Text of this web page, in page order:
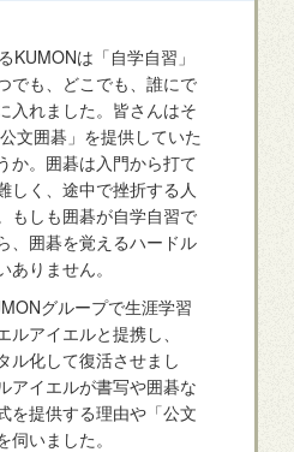
は「自学自習」
でも、どこでも、誰にで
入れました。皆さんはそ
文囲碁」を提供していた
か。囲碁は入門から打て
しく、途中で挫折する人
もしも囲碁が自学自習で
、囲碁を覚えるハードル
りません。
グループで生涯学習
アイエルと提携し、
ル化して復活させまし
アイエルが書写や囲碁な
を提供する理由や「公文
いました。